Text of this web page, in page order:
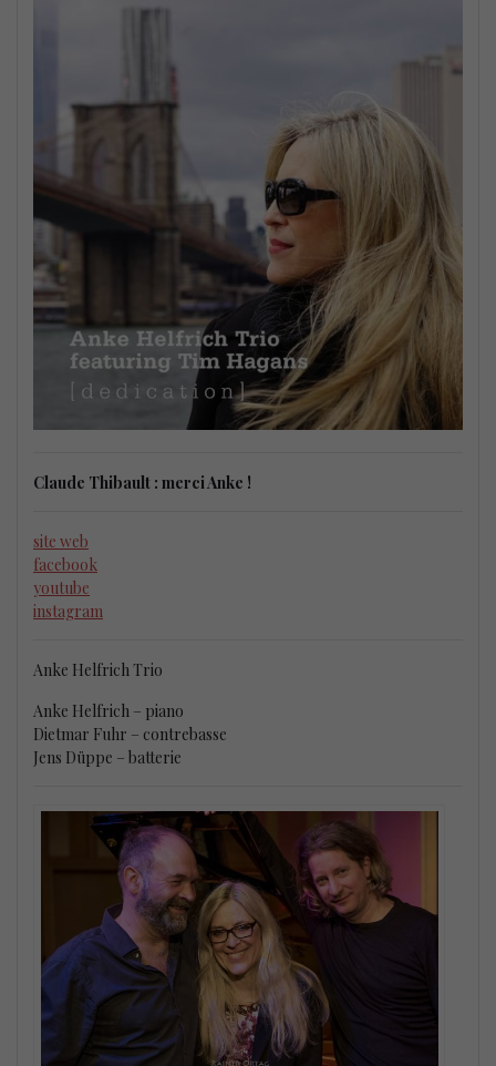
Claude Thibault : merci Anke !
site web
facebook
youtube
instagram
Anke Helfrich Trio
Anke Helfrich – piano
Dietmar Fuhr – contrebasse
Jens Düppe – batterie